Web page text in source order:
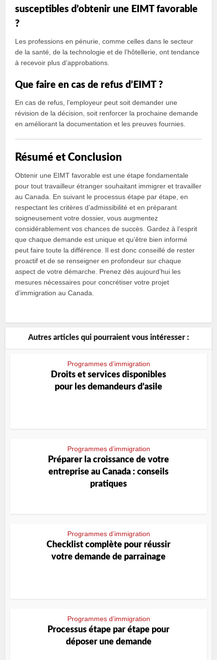
susceptibles d’obtenir une EIMT favorable
?
Les professions en pénurie, comme celles dans le secteur
de la santé, de la technologie et de l’hôtellerie, ont tendance
à recevoir plus d’approbations.
Que faire en cas de refus d’EIMT ?
En cas de refus, l’employeur peut soit demander une
révision de la décision, soit renforcer la prochaine demande
en améliorant la documentation et les preuves fournies.
Résumé et Conclusion
Obtenir une EIMT favorable est une étape fondamentale
pour tout travailleur étranger souhaitant immigrer et travailler
au Canada. En suivant le processus étape par étape, en
respectant les critères d’admissibilité et en préparant
soigneusement votre dossier, vous augmentez
considérablement vos chances de succès. Gardez à l’esprit
que chaque demande est unique et qu’être bien informé
peut faire toute la différence. Il est donc conseillé de rester
proactif et de se renseigner en profondeur sur chaque
aspect de votre démarche. Prenez dès aujourd’hui les
mesures nécessaires pour concrétiser votre projet
d’immigration au Canada.
Autres articles qui pourraient vous intéresser :
Programmes d’immigration
Droits et services disponibles
pour les demandeurs d’asile
Programmes d’immigration
Préparer la croissance de votre
entreprise au Canada : conseils
pratiques
Programmes d’immigration
Checklist complète pour réussir
votre demande de parrainage
Programmes d’immigration
Processus étape par étape pour
déposer une demande